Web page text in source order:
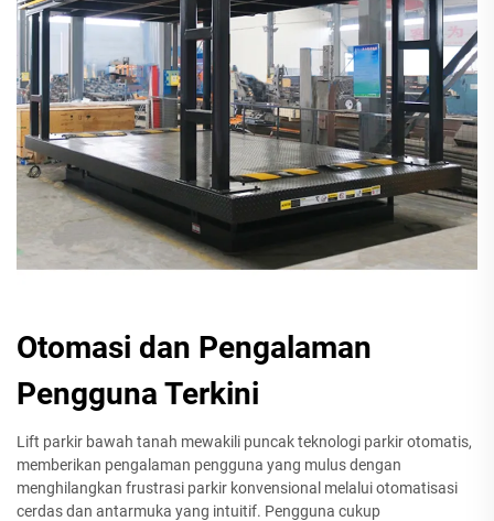
Otomasi dan Pengalaman
Pengguna Terkini
Lift parkir bawah tanah mewakili puncak teknologi parkir otomatis,
memberikan pengalaman pengguna yang mulus dengan
menghilangkan frustrasi parkir konvensional melalui otomatisasi
cerdas dan antarmuka yang intuitif. Pengguna cukup